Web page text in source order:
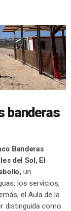
banderas
Banderas
del Sol, El
un
los servicios,
el Aula de la
distinguida como